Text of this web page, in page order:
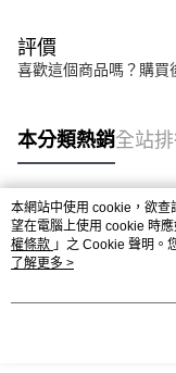
評價
喜歡這個商品嗎？購買
本分類熱銷全站
熱門標籤
本網站中使用 cookie，欲
望在電腦上使用 cookie 時
權條款 」之 Cookie 聲明。
用條款之 Cookie 聲明使用
了解更多 >